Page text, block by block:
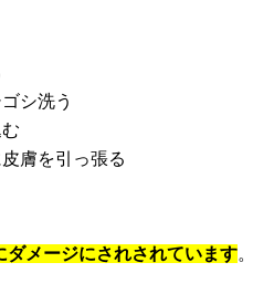
シ洗う
膚を引っ張る
ダメージにされされています。